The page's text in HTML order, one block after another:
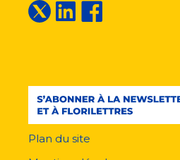
Plan du site